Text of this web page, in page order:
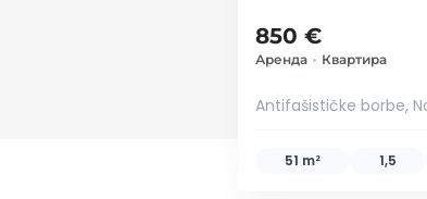
850 €
Аренда • Квартира
Antifašističke borbe,
51 m² 1,5